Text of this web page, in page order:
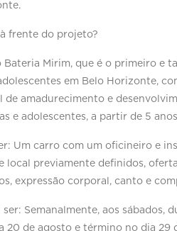
frente do projeto?
Bateria Mirim, que é o primeiro e
em Belo Horizonte,
de amadurecimento e
e adolescentes, a partir de 5
Um carro com um oficineiro e
local previamente definidos,
expressão corporal, canto e
ser: Semanalmente, aos sábados,
20 de agosto e término no dia